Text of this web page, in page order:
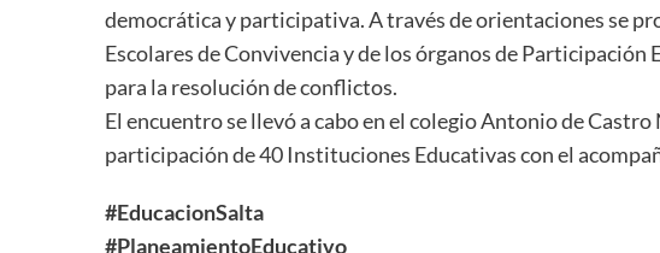
democrática y participativa. A través de orientaciones se
Escolares de Convivencia y de los órganos de
para la resolución de conflictos.
El encuentro se llevó a cabo en el colegio Antonio de
participación de 40 Instituciones Educativas con el
#EducacionSalta
#PlaneamientoEducativo